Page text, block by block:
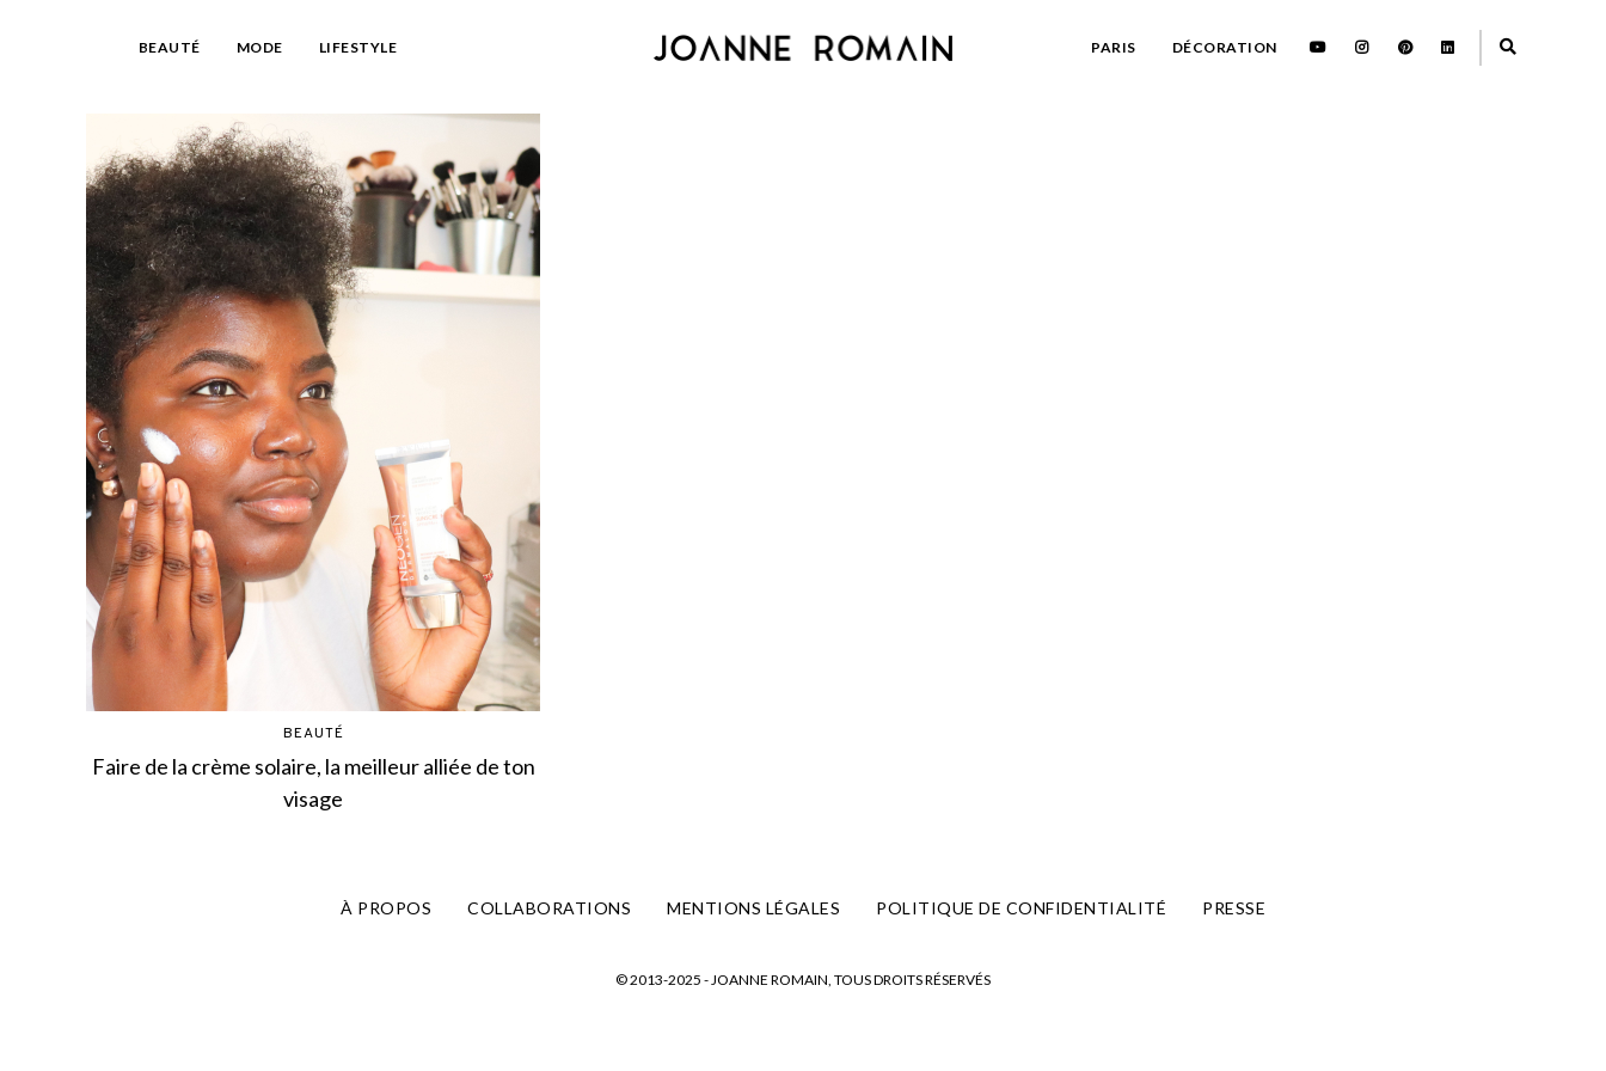
BEAUTÉ MODE LIFESTYLE PARIS DÉCORATION
BEAUTÉ
Faire de la crème solaire, la meilleur alliée de ton
visage
À PROPOS COLLABORATIONS MENTIONS LÉGALES POLITIQUE DE CONFIDENTIALITÉ PRESSE
© 2013-2025 - JOANNE ROMAIN, TOUS DROITS RÉSERVÉS